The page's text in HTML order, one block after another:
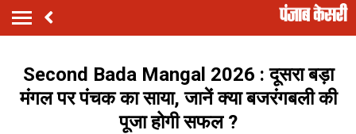
Second Bada Mangal 2026 : दूसरा बड़ा
मंगल पर पंचक का साया, जानें क्या बजरंगबली की
पूजा होगी सफल ?